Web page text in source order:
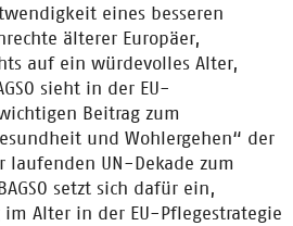
eines besseren
älterer Europäer,
auf ein würdevolles Alter,
sieht in der EU-
Beitrag zum
und Wohlergehen“ der
laufenden UN-Dekade zum
setzt sich dafür ein,
Alter in der EU-Pflegestrategie